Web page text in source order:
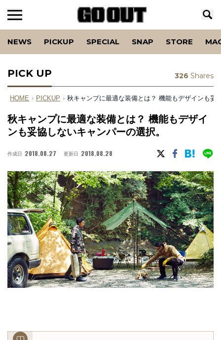
NEWS PICKUP SPECIAL SNAP STORE
PICK UP
HOME › PICKUP › 秋キャンプに最適な装備とは？ 機能もデザインも妥
秋キャンプに最適な装備とは？ 機能もデザイ
ンも妥協しないキャンパーの選択。
作成日 2018.08.27 更新日 2018.08.28
326 Shares